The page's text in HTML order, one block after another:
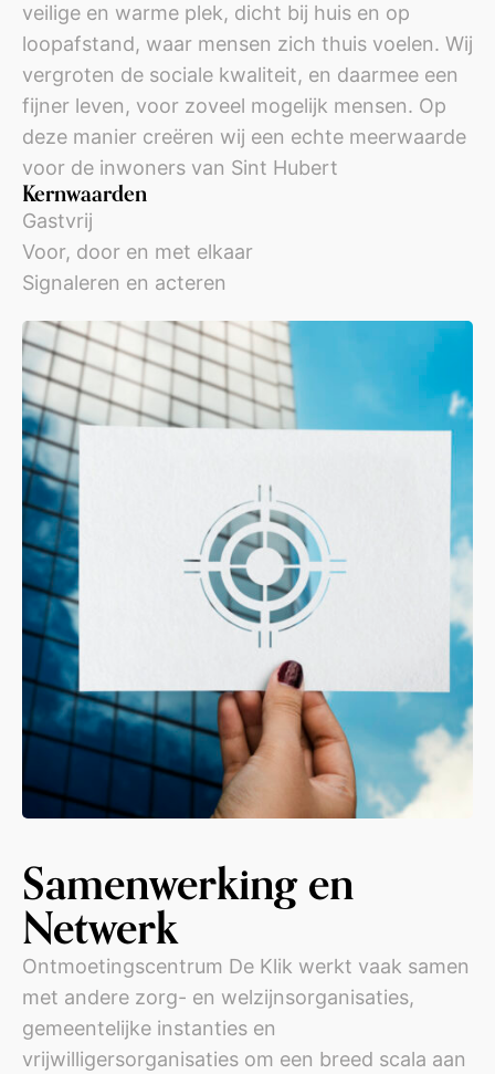
veilige en warme plek, dicht bij huis en op
loopafstand, waar mensen zich thuis voelen. Wij
vergroten de sociale kwaliteit, en daarmee een
fijner leven, voor zoveel mogelijk mensen. Op
deze manier creëren wij een echte meerwaarde
voor de inwoners van Sint Hubert
Kernwaarden
Gastvrij
Voor, door en met elkaar
Signaleren en acteren
Samenwerking en
Netwerk
Ontmoetingscentrum De Klik werkt vaak samen
met andere zorg- en welzijnsorganisaties,
gemeentelijke instanties en
vrijwilligersorganisaties om een breed scala aan